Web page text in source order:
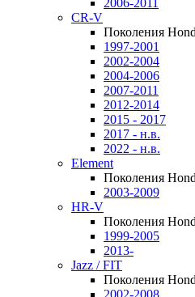
2006-2011
CR-V
Поколения
1997-2001
2002-2004
2004-2006
2007-2011
2012-2014
2015 - 2017
2017 - н.в.
2022 - н.в.
Element
Поколения
2003-2009
HR-V
Поколения
1999-2005
2013-
Jazz / FIT
Поколения
2002-2008